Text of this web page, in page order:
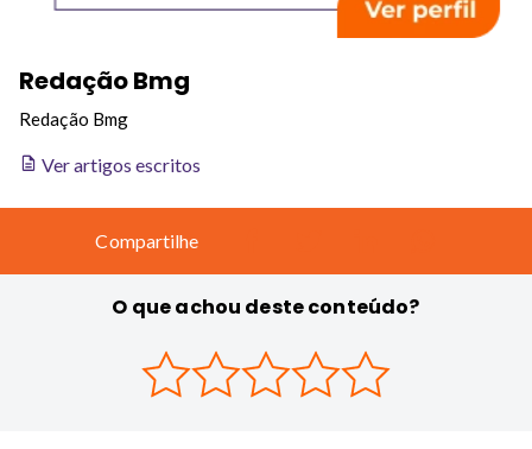
Redação Bmg
Redação Bmg
Ver artigos escritos
Compartilhe
O que achou deste conteúdo?